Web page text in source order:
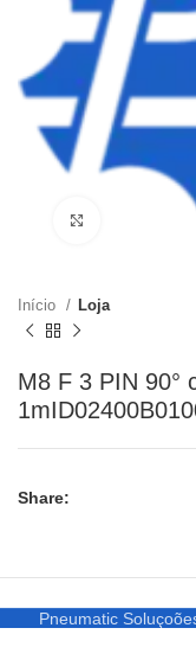
Clique para
Início Loja
M8 F 3 PIN 90°
Share:
Pneumatic